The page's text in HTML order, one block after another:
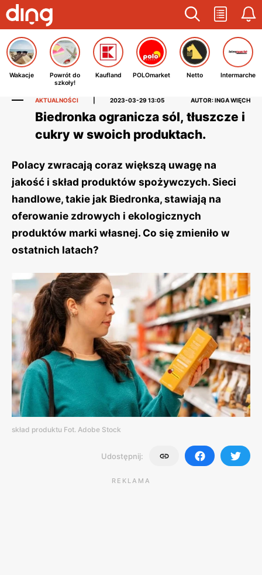
Wakacje
Powrót do
szkoły!
Kaufland POLOmarket Netto Intermarche
AKTUALNOŚCI 2023-03-29 13:05 AUTOR: INGA WIĘCH
Biedronka ogranicza sól, tłuszcze i
cukry w swoich produktach.
Polacy zwracają coraz większą uwagę na
jakość i skład produktów spożywczych. Sieci
handlowe, takie jak Biedronka, stawiają na
oferowanie zdrowych i ekologicznych
produktów marki własnej. Co się zmieniło w
ostatnich latach?
skład produktu Fot. Adobe Stock
Udostępnij:
REKLAMA